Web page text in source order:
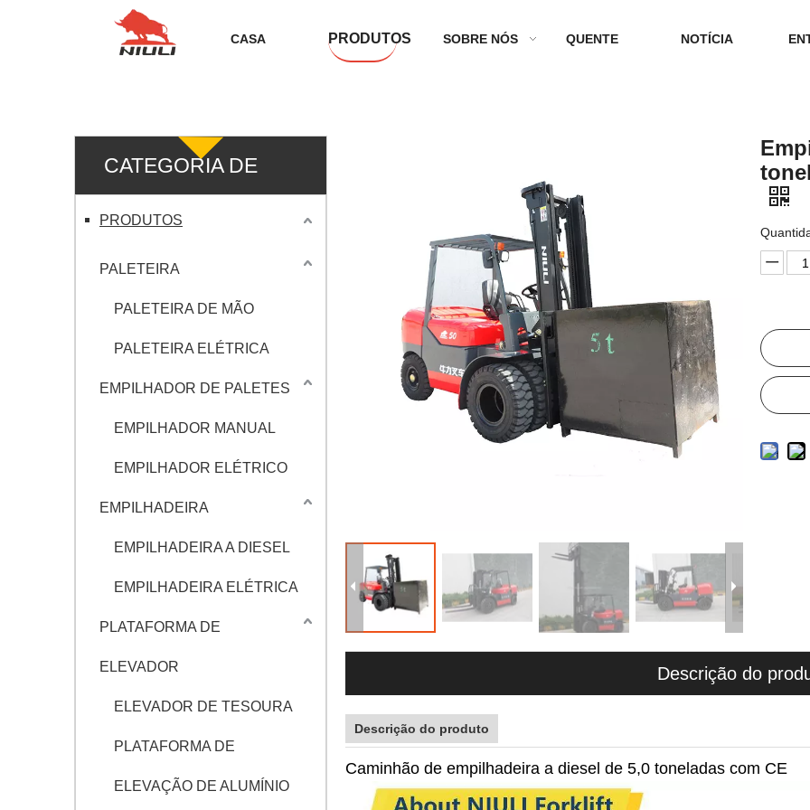
CASA PRODUTOS SOBRE NÓS QUENTE NOTÍCIA
CATEGORIA DE
PRODUTO
PRODUTOS
PALETEIRA
PALETEIRA DE MÃO
PALETEIRA ELÉTRICA
EMPILHADOR DE PALETES
EMPILHADOR MANUAL
EMPILHADOR ELÉTRICO
EMPILHADEIRA
EMPILHADEIRA A DIESEL
EMPILHADEIRA ELÉTRICA
PLATAFORMA DE
ELEVADOR
ELEVADOR DE TESOURA
PLATAFORMA DE
ELEVAÇÃO DE ALUMÍNIO
Descrição do
Descrição do produto
Caminhão de empilhadeira a diesel de 5,0 toneladas com CE